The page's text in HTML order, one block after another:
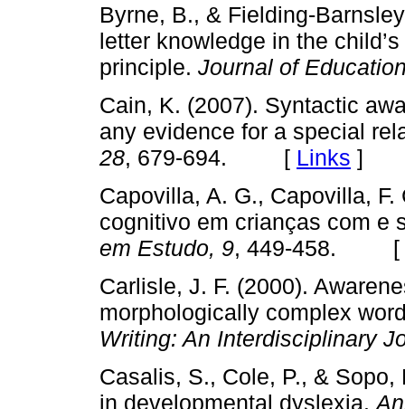
Byrne, B., & Fielding-
letter knowledge in the
principle. Journal of
Cain, K. (2007). Syntactic
any evidence for a special
28, 679-694. [ Links ]
Capovilla, A. G., Capovilla,
cognitivo em crianças com e
em Estudo, 9, 449-458. [
Carlisle, J. F. (2000).
morphologically complex
Writing: An Interdisciplinary
Casalis, S., Cole, P., &
in developmental dyslexia.